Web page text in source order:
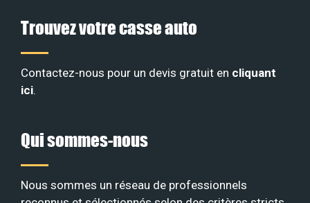
Trouvez votre casse auto
Contactez-nous pour un devis gratuit en cliquant
ici.
Qui sommes-nous
Nous sommes un réseau de professionnels